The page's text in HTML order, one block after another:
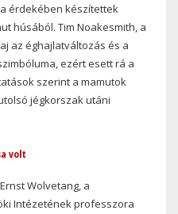
érdekében készítettek
húsából. Tim Noakesmith, a
az éghajlatváltozás és a
ezért esett rá a
szerint a mamutok
jégkorszak utáni
volt
Wolvetang, a
Intézetének professzora